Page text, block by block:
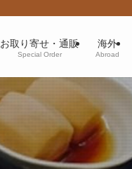
お取り寄せ・通販
Special Order
海外
Abroad